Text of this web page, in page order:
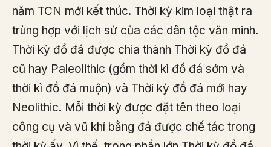
năm TCN mới kết thúc. Thời kỳ kim loại thật ra
trùng hợp với lịch sử của các dân tộc văn minh.
Thời kỳ đồ đá được chia thành Thời kỳ đồ đá
cũ hay Paleolithic (gồm thời kì đồ đá sớm và
thời kì đồ đá muộn) và Thời kỳ đồ đá mới hay
Neolithic. Mỗi thời kỳ được đặt tên theo loại
công cụ và vũ khí bằng đá được chế tác trong